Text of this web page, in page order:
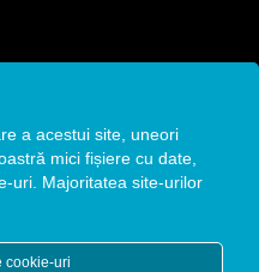
Nr. 4A, Bucuresti
Com: J40/12771/19.10.2015
a acestui site, uneori
mici fișiere cu date,
uri. Majoritatea site-urilor
cookie-uri